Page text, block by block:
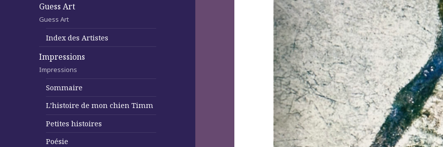
Guess Art
Guess Art
Index des Artistes
Impressions
Impressions
Sommaire
L’histoire de mon chien Timm
Petites histoires
Poésie